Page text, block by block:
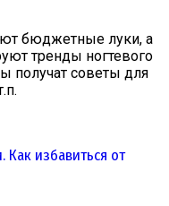
бюджетные луки, а
тренды ногтевого
получат советы для
избавиться от